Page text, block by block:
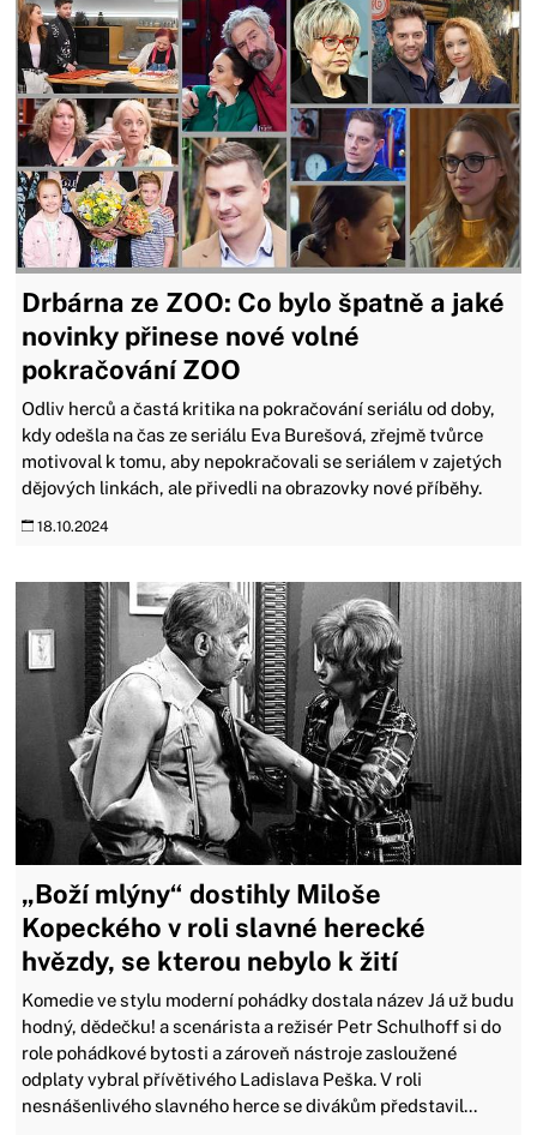
Drbárna ze ZOO: Co bylo špatně a jaké
novinky přinese nové volné
pokračování ZOO
Odliv herců a častá kritika na pokračování seriálu od doby,
kdy odešla na čas ze seriálu Eva Burešová, zřejmě tvůrce
motivoval k tomu, aby nepokračovali se seriálem v zajetých
dějových linkách, ale přivedli na obrazovky nové příběhy.
18.10.2024
„Boží mlýny“ dostihly Miloše
Kopeckého v roli slavné herecké
hvězdy, se kterou nebylo k žití
Komedie ve stylu moderní pohádky dostala název Já už budu
hodný, dědečku! a scenárista a režisér Petr Schulhoff si do
role pohádkové bytosti a zároveň nástroje zasloužené
odplaty vybral přívětivého Ladislava Peška. V roli
nesnášenlivého slavného herce se divákům představil...